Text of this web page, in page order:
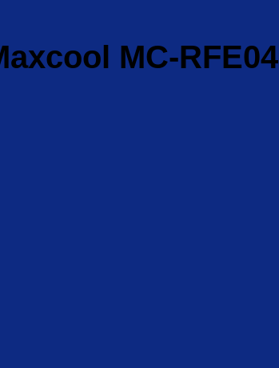
MC-RFE04